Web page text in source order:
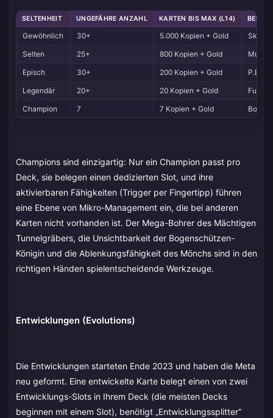
SELTENHEIT UNGEFÄHRE ANZAHL KARTEN BIS MAX (L14)
Gewöhnlich 30+ 5.000 Kopien + Gold
Selten
25+ 800 Kopien + Gold
Episch
30+ 200 Kopien + Gold
Legendär
20+ 20 Kopien + Gold
Funki,
Champion
7 7 Kopien + Gold
Champions sind einzigartig: Nur ein Champion passt pro
Deck, sie belegen einen dedizierten Slot, und ihre
aktivierbaren Fähigkeiten (Trigger per Fingertipp) führen
eine Ebene von Mikro-Management ein, die bei anderen
Karten nicht vorhanden ist. Der Mega-Bohrer des Mächtigen
Tunnelgräbers, die Unsichtbarkeit der Bogenschützen-
Königin und die Ablenkungsfähigkeit des Mönchs sind in den
richtigen Händen spielentscheidende Werkzeuge.
Entwicklungen (Evolutions)
Die Entwicklungen starteten Ende 2023 und haben die Meta
neu geformt. Eine entwickelte Karte belegt einen von zwei
Entwicklungs-Slots in Ihrem Deck (die meisten Decks
beginnen mit einem Slot), benötigt „Entwicklungssplitter“